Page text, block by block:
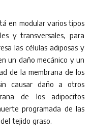
en modular varios tipos
y transversales, para
las células adiposas y
un daño mecánico y un
de la membrana de los
causar daño a otros
de los adipocitos
programada de las
tejido graso.